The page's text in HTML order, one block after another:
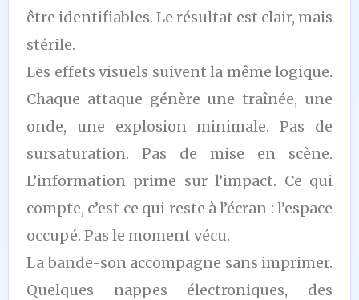
être identifiables. Le résultat est clair, mais
stérile.
Les effets visuels suivent la même logique.
Chaque attaque génère une traînée, une
onde, une explosion minimale. Pas de
sursaturation. Pas de mise en scène.
L’information prime sur l’impact. Ce qui
compte, c’est ce qui reste à l’écran : l’espace
occupé. Pas le moment vécu.
La bande-son accompagne sans imprimer.
Quelques nappes électroniques, des